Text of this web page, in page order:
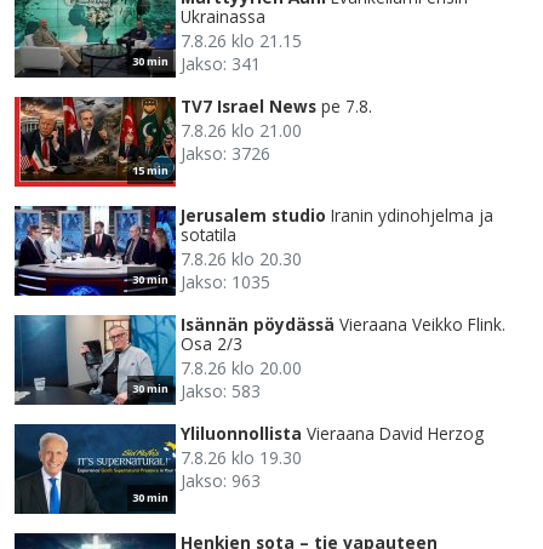
30 min
Ukrainassa
7.8.26 klo 21.15
Jakso: 341
15 min
TV7 Israel News pe 7.8.
7.8.26 klo 21.00
Jakso: 3726
30 min
Jerusalem studio Iranin ydinohjelma ja
sotatila
7.8.26 klo 20.30
Jakso: 1035
30 min
Isännän pöydässä Vieraana Veikko Flink.
Osa 2/3
7.8.26 klo 20.00
Jakso: 583
30 min
Yliluonnollista Vieraana David Herzog
7.8.26 klo 19.30
Jakso: 963
Henkien sota – tie vapauteen